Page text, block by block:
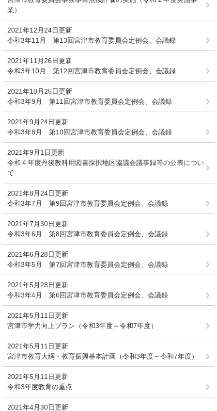
業）
2021年12月24日更新
令和3年11月 第13回宮津市教育委員会定例会、会議録
2021年11月26日更新
令和3年10月 第12回宮津市教育委員会定例会、会議録
2021年10月25日更新
令和3年9月 第11回宮津市教育委員会定例会、会議録
2021年9月24日更新
令和3年8月 第10回宮津市教育委員会定例会、会議録
2021年9月1日更新
令和４年度丹後教科用図書採択地区協議会議事録等の公表につい
て
2021年8月24日更新
令和3年7月 第9回宮津市教育委員会定例会、会議録
2021年7月30日更新
令和3年6月 第8回宮津市教育委員会定例会、会議録
2021年6月28日更新
令和3年5月 第7回宮津市教育委員会定例会、会議録
2021年5月28日更新
令和3年4月 第6回宮津市教育委員会定例会、会議録
2021年5月11日更新
宮津市学力向上プラン（令和3年度～令和7年度）
2021年5月11日更新
宮津市教育大綱・教育振興基本計画（令和3年度～令和7年度）
2021年5月11日更新
令和3年度教育の重点
2021年4月30日更新